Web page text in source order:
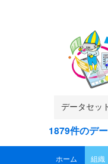
1879件のデ
ホーム 組織